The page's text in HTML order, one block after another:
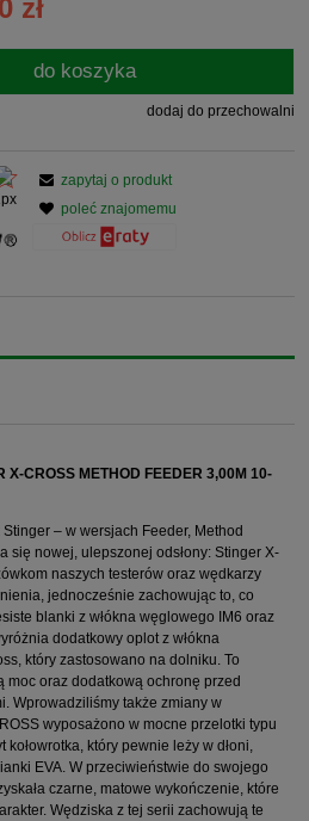
zł
do koszyka
dodaj do przechowalni
zapytaj o produkt
poleć znajomemu
X-CROSS METHOD FEEDER 3,00M 10-
– w wersjach Feeder, Method
się nowej, ulepszonej odsłony: Stinger X-
naszych testerów oraz wędkarzy
jednocześnie zachowując to, co
blanki z włókna węglowego IM6 oraz
dodatkowy oplot z włókna
który zastosowano na dolniku. To
oraz dodatkową ochronę przed
Wprowadziliśmy także zmiany w
wyposażono w mocne przelotki typu
który pewnie leży w dłoni,
EVA. W przeciwieństwie do swojego
czarne, matowe wykończenie, które
Wędziska z tej serii zachowują te